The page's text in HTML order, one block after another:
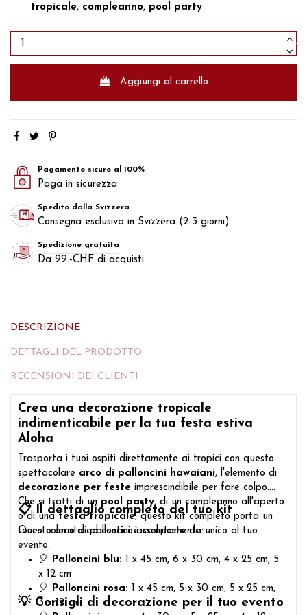
tropicale, compleanno, pool party
Aggiungi al carrello
Pagamento sicuro al 100%
Paga in sicurezza
Spedito dalla Svizzera
Consegna esclusiva in Svizzera (2-3 giorni)
Spedizione gratuita
Da 99.-CHF di acquisti
DESCRIZIONE
DETTAGLI DEL PRODOTTO
RECENSIONI DEI CLIENTI
Crea una decorazione tropicale
indimenticabile per la tua festa estiva
Aloha
Trasporta i tuoi ospiti direttamente ai tropici con questo
spettacolare arco di palloncini hawaiani, l'elemento di
decorazione per feste imprescindibile per fare colpo.
Che si tratti di un pool party, di un compleanno all'aperto
o di unafesta tropicale, questo kit completo porta un
tocco colorato ed esotico assolutamente unico al tuo
evento.
📋 Il dettaglio completo del tuo kit
Questo arco di palloncini è composto da:
🎈 Palloncini blu: 1 x 45 cm, 6 x 30 cm, 4 x 25 cm, 5
x 12 cm
🎈
Palloncini rosa: 1 x 45 cm, 5 x 30 cm, 5 x 25 cm,
3 x 12 cm
💡 Consigli di decorazione per il tuo evento